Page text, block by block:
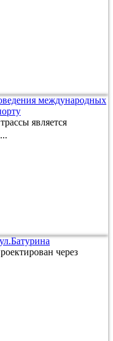
международных
является
через